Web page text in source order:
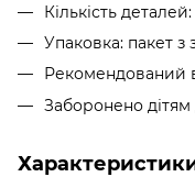
Кількість
Упаковка: пакет
Рекомендований
Заборонено дітям